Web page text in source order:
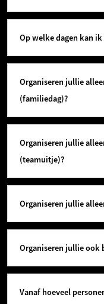
Op welke dagen kan
Organiseren jullie
(familiedag)?
Organiseren jullie
(teamuitje)?
Organiseren jullie
Organiseren jullie ook
Vanaf hoeveel